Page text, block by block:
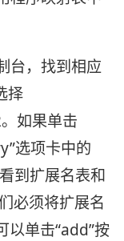
，找到相应
择
如果单击
选项卡中的
到扩展名表和
必须将扩展名
以单击“add”按